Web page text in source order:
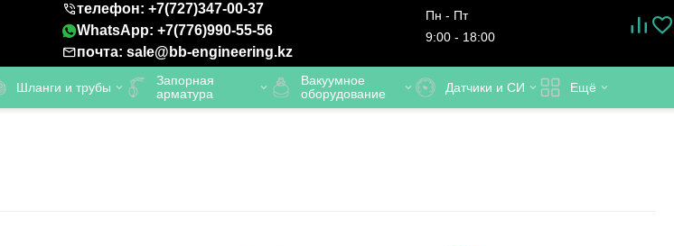
телефон: +7(727)347-00-37
WhatsApp: +7(776)990-55-56
почта: sale@bb-engineering.kz
Пн - Пт
9:00 - 18:00
Шланги и трубы
Запорная
арматура
Вакуумное
оборудование
Датчики и СИ Ещё